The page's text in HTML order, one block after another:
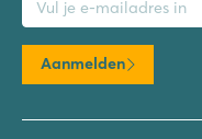
Aanmelden